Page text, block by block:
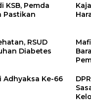
KSB, Pemda
Pastikan
RSUD
Diabetes
Adhyaksa Ke-66